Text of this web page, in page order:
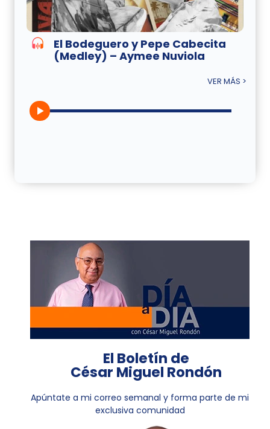
El Bodeguero y Pepe Cabecita
(Medley) – Aymee Nuviola
VER MÁS >
El Boletín de
César Miguel Rondón
Apúntate a mi correo semanal y forma parte de mi
exclusiva comunidad